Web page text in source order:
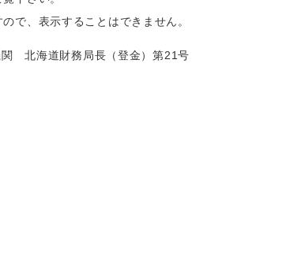
で、表示することはできません。
北海道財務局長（登金）第21号